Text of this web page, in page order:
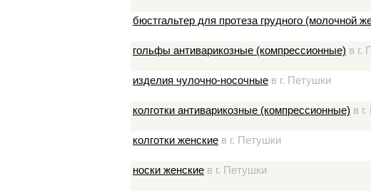
бюстгальтер для протеза грудного (молочной
гольфы антиварикозные (компрессионные) в г.
изделия чулочно-носочные в г. Петушки
колготки антиварикозные (компрессионные) в
колготки женские в г. Петушки
носки женские в г. Петушки